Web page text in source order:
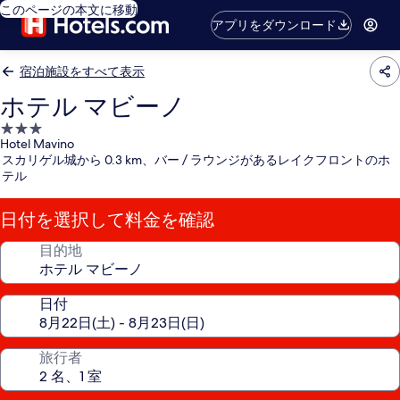
このページの本文に移動
アプリをダウンロード
宿泊施設をすべて表示
ホテル マビーノ
3.0
つ
星
宿
泊
施
設
Hotel Mavino
スカリゲル城から 0.3 km、バー / ラウンジがあるレイクフロントのホ
テル
日付を選択して料金を確認
目的地
日付
旅行者